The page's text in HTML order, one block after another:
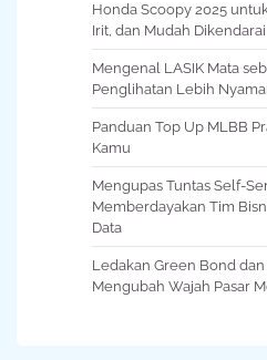
Honda Scoopy 2025
Irit, dan Mudah Dikendarai
Mengenal LASIK Mata
Penglihatan Lebih
Panduan Top Up MLBB
Kamu
Mengupas Tuntas Self-
Memberdayakan Tim
Data
Ledakan Green Bond
Mengubah Wajah Pasar